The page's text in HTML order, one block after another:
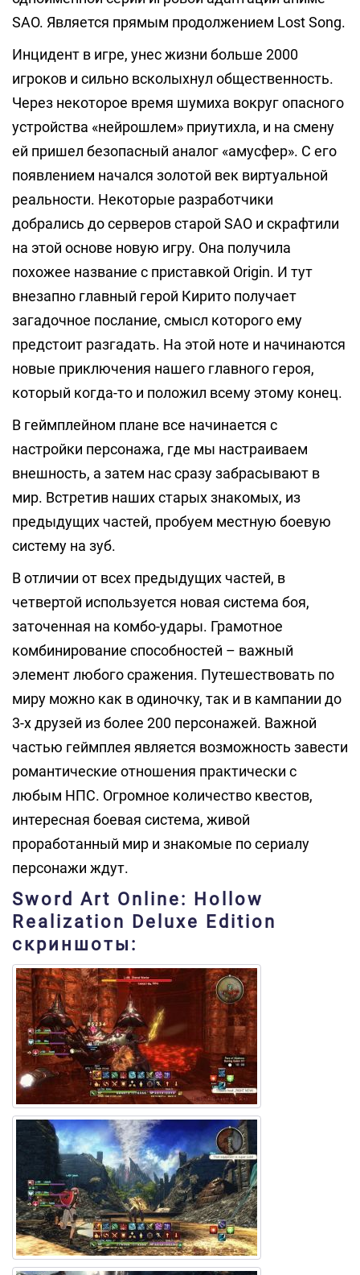
SAO. Является прямым продолжением Lost Song.
Инцидент в игре, унес жизни больше 2000
игроков и сильно всколыхнул общественность.
Через некоторое время шумиха вокруг опасного
устройства «нейрошлем» приутихла, и на смену
ей пришел безопасный аналог «амусфер». С его
появлением начался золотой век виртуальной
реальности. Некоторые разработчики
добрались до серверов старой SAO и скрафтили
на этой основе новую игру. Она получила
похожее название с приставкой Origin. И тут
внезапно главный герой Кирито получает
загадочное послание, смысл которого ему
предстоит разгадать. На этой ноте и начинаются
новые приключения нашего главного героя,
который когда-то и положил всему этому конец.
В геймплейном плане все начинается с
настройки персонажа, где мы настраиваем
внешность, а затем нас сразу забрасывают в
мир. Встретив наших старых знакомых, из
предыдущих частей, пробуем местную боевую
систему на зуб.
В отличии от всех предыдущих частей, в
четвертой используется новая система боя,
заточенная на комбо-удары. Грамотное
комбинирование способностей – важный
элемент любого сражения. Путешествовать по
миру можно как в одиночку, так и в кампании до
3-х друзей из более 200 персонажей. Важной
частью геймплея является возможность завести
романтические отношения практически с
любым НПС. Огромное количество квестов,
интересная боевая система, живой
проработанный мир и знакомые по сериалу
персонажи ждут.
Sword Art Online: Hollow
Realization Deluxe Edition
скриншоты: